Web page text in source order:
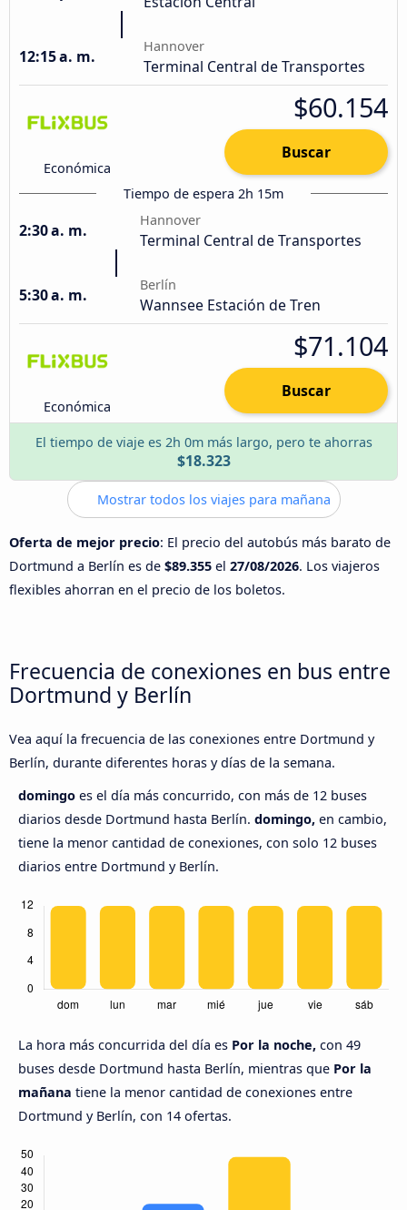
12:15 a. m.
Hannover
Terminal Central de Transportes
Económica
$60.154
Buscar
Tiempo de espera 2h 15m
2:30 a. m.
Hannover
Terminal Central de Transportes
5:30 a. m.
Berlín
Wannsee Estación de Tren
Económica
$71.104
Buscar
El tiempo de viaje es 2h 0m más largo, pero te ahorras
$18.323
Mostrar todos los viajes para mañana
Oferta de mejor precio: El precio del autobús más barato de
Dortmund a Berlín es de $89.355 el 27/08/2026. Los viajeros
flexibles ahorran en el precio de los boletos.
Frecuencia de conexiones en bus entre
Dortmund y Berlín
Vea aquí la frecuencia de las conexiones entre Dortmund y
Berlín, durante diferentes horas y días de la semana.
domingo es el día más concurrido, con más de 12 buses
diarios desde Dortmund hasta Berlín. domingo, en cambio,
tiene la menor cantidad de conexiones, con solo 12 buses
diarios entre Dortmund y Berlín.
La hora más concurrida del día es Por la noche, con 49
buses desde Dortmund hasta Berlín, mientras que Por la
mañana tiene la menor cantidad de conexiones entre
Dortmund y Berlín, con 14 ofertas.